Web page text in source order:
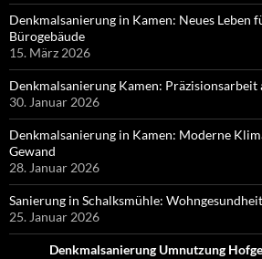
Denkmalsanierung in Kamen: Neues Leben
Bürogebäude
15. März 2026
Denkmalsanierung Kamen: Präzisionsarbeit
30. Januar 2026
Denkmalsanierung in Kamen: Moderne
Gewand
28. Januar 2026
Sanierung in Schalksmühle:
25. Januar 2026
Denkmalsanierung Umnutzung